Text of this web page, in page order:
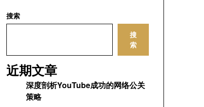
搜索
搜
索
近期文章
深度剖析YouTube成功的网络公关
策略